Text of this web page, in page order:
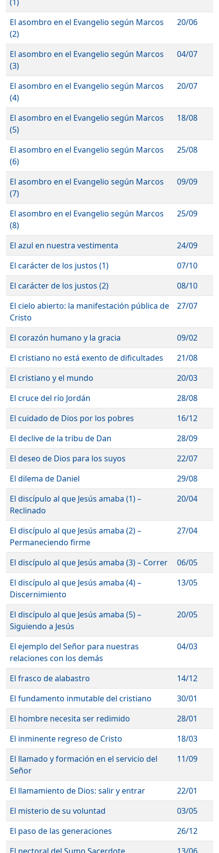
El asombro en el Evangelio según Marcos
(2)
20/06
El asombro en el Evangelio según Marcos
(3)
04/07
El asombro en el Evangelio según Marcos
(4)
20/07
El asombro en el Evangelio según Marcos
(5)
18/08
El asombro en el Evangelio según Marcos
(6)
25/08
El asombro en el Evangelio según Marcos
(7)
09/09
El asombro en el Evangelio según Marcos
(8)
25/09
El azul en nuestra vestimenta
24/09
El carácter de los justos (1)
07/10
El carácter de los justos (2)
08/10
El cielo abierto: la manifestación pública de
Cristo
27/07
El corazón humano y la gracia
09/02
El cristiano no está exento de dificultades
21/08
El cristiano y el mundo
20/03
El cruce del río Jordán
28/08
El cuidado de Dios por los pobres
16/12
El declive de la tribu de Dan
28/09
El deseo de Dios para los suyos
22/07
El dilema de Daniel
29/08
El discípulo al que Jesús amaba (1) –
Reclinado
20/04
El discípulo al que Jesús amaba (2) –
Permaneciendo firme
27/04
El discípulo al que Jesús amaba (3) – Correr
06/05
El discípulo al que Jesús amaba (4) –
Discernimiento
13/05
El discípulo al que Jesús amaba (5) –
Siguiendo a Jesús
20/05
El ejemplo del Señor para nuestras
relaciones con los demás
04/03
El frasco de alabastro
14/12
El fundamento inmutable del cristiano
30/01
El hombre necesita ser redimido
28/01
El inminente regreso de Cristo
18/03
El llamado y formación en el servicio del
Señor
11/09
El llamamiento de Dios: salir y entrar
22/01
El misterio de su voluntad
03/05
El paso de las generaciones
26/12